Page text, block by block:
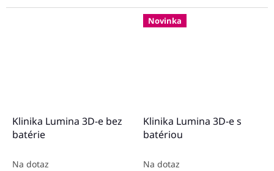
Klinika Lumina 3D-e bez
batérie
Na dotaz
Novinka
Klinika Lumina 3D-e s
batériou
Na dotaz